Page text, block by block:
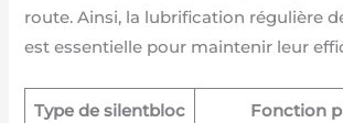
route. Ainsi, la lubrification régulière
est essentielle pour maintenir leur
Type de silentbloc Fonction